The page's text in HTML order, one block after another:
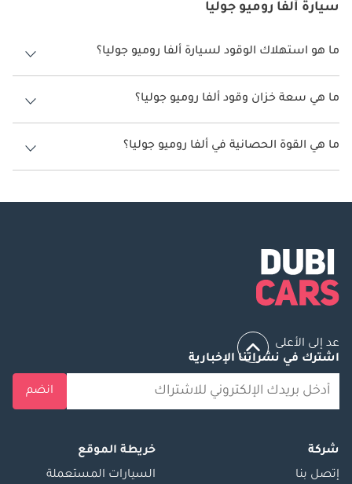
سيارة ألفا روميو جوليا
ما هو استهلاك الوقود لسيارة ألفا روميو جوليا؟
يتراوح استهلاك الوقود لسيارة ألفا روميو جوليا بين 7 كم/ليتر - 10 كم/ليتر.
ما هي سعة خزان وقود ألفا روميو جوليا؟
سعة خزان وقود ألفا روميو جوليا 58 ليتر.
ما هي القوة الحصانية في ألفا روميو جوليا؟
تنتج ألفا روميو جوليا قوة 280 حصان - 505 حصان.
عد إلى الأعلى
اشترك في نشراتنا الإخبارية
انضم
شركة
إتصل بنا
خريطة الموقع
السيارات المستعملة